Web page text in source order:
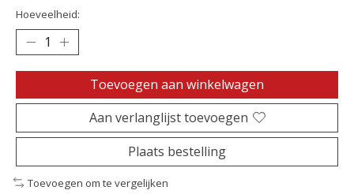
Hoeveelheid:
Toevoegen aan winkelwagen
Aan verlanglijst toevoegen
Plaats bestelling
Toevoegen om te vergelijken